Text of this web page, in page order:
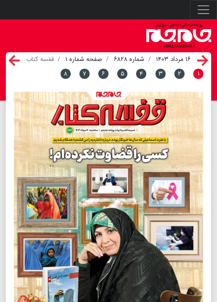
۱۶ مرداد ۱۴۰۳ شماره ۶۸۲۸ صفحه شماره ۱
قفسه کتاب
۱
۲ ۳ ۴ ۵ ۶ ۷ ۸